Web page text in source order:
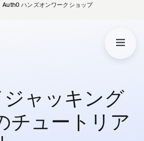
Auth0 ハンズオンワークショップ
ジャッキング
チュートリア